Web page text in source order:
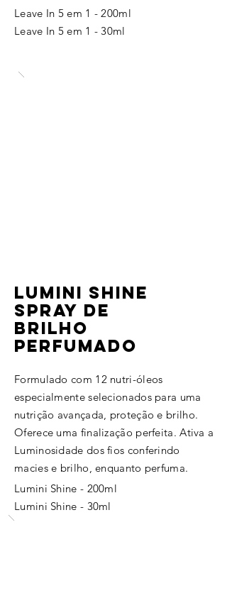
Leave In 5 em 1 - 200ml
Leave In 5 em 1 - 30ml
LUMINI SHINE
SPRAY DE
BRILHO
PERFUMADO
Formulado com 12 nutri-óleos
especialmente selecionados para uma
nutrição avançada, proteção e brilho.
Oferece uma finalização perfeita. Ativa a
Luminosidade dos fios conferindo
macies e brilho, enquanto perfuma.
Lumini Shine - 200ml
Lumini Shine - 30ml